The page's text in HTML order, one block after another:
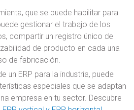
que se puede habilitar para
gestionar el trabajo de los
compartir un registro único de
de producto en cada una
de fabricación.
un ERP para la industria, puede
especiales que se adaptan
empresa en tu sector. Descubre